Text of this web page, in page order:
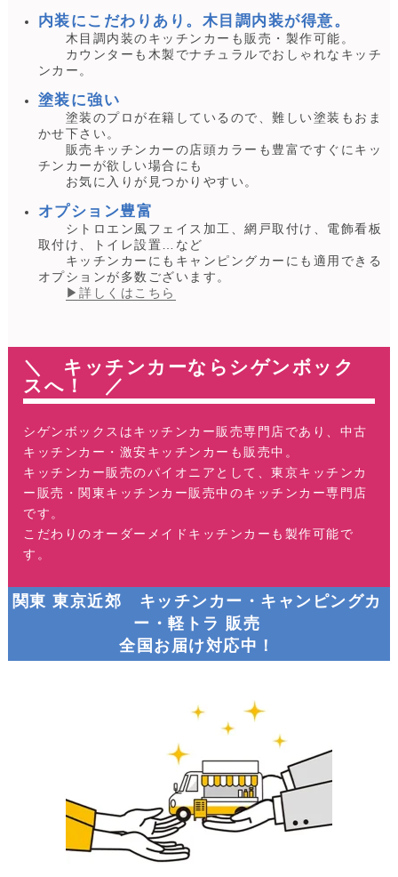
内装にこだわりあり。木目調内装が得意。
木目調内装のキッチンカーも販売・製作可能。
カウンターも木製でナチュラルでおしゃれなキッチ
ンカー。
塗装に強い
塗装のプロが在籍しているので、難しい塗装もおま
かせ下さい。
販売キッチンカーの店頭カラーも豊富ですぐにキッ
チンカーが欲しい場合にも
お気に入りが見つかりやすい。
オプション豊富
シトロエン風フェイス加工、網戸取付け、電飾看板
取付け、トイレ設置…など
キッチンカーにもキャンピングカーにも適用できる
オプションが多数ございます。
▶詳しくはこちら
＼ キッチンカーならシゲンボック
スへ！ ／
シゲンボックスはキッチンカー販売専門店であり、中古
キッチンカー・激安キッチンカーも販売中。
キッチンカー販売のパイオニアとして、東京キッチンカ
ー販売・関東キッチンカー販売中のキッチンカー専門店
です。
こだわりのオーダーメイドキッチンカーも製作可能で
す。
関東 東京近郊 キッチンカー・キャンピングカ
ー・軽トラ 販売
全国お届け対応中！